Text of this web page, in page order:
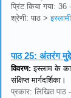
प्रिंट किया गया:
श्रेणी: पाठ >
पाठ 25: अंतरंग मुद्दे
विवरण: इस्लाम के
संक्षिप्त मार्गदर्शिका।
प्रकार: लिखित